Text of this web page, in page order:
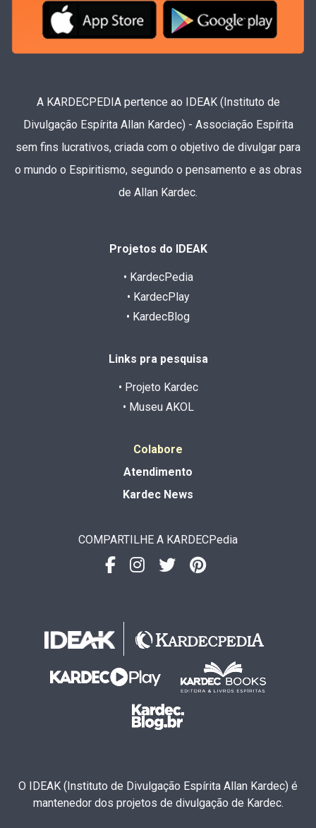
A KARDECPEDIA pertence ao IDEAK (Instituto de
Divulgação Espírita Allan Kardec) - Associação Espírita
sem fins lucrativos, criada com o objetivo de divulgar para
o mundo o Espiritismo, segundo o pensamento e as obras
de Allan Kardec.
Projetos do IDEAK
• KardecPedia
• KardecPlay
• KardecBlog
Links pra pesquisa
• Projeto Kardec
• Museu AKOL
Colabore
Atendimento
Kardec News
COMPARTILHE A KARDECPedia
O IDEAK (Instituto de Divulgação Espírita Allan Kardec) é
mantenedor dos projetos de divulgação de Kardec.